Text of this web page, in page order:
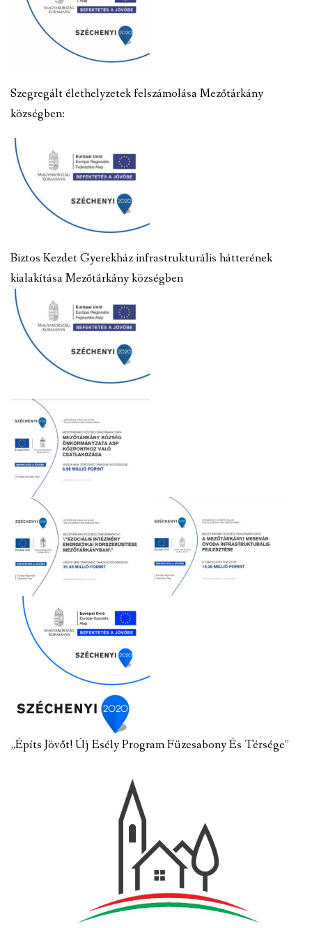
Szegregált élethelyzetek felszámolása Mezőtárkány
községben:
Biztos Kezdet Gyerekház infrastrukturális hátterének
kialakítása Mezőtárkány községben
„Építs Jövőt! Új Esély Program Füzesabony És Térsége”